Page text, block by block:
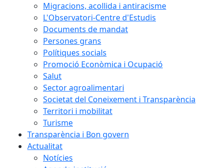
Migracions, acollida i antiracisme
L'Observatori-Centre d'Estudis
Documents de mandat
Persones grans
Polítiques socials
Promoció Econòmica i Ocupació
Salut
Sector agroalimentari
Societat del Coneixement i Transparència
Territori i mobilitat
Turisme
Transparència i Bon govern
Actualitat
Notícies